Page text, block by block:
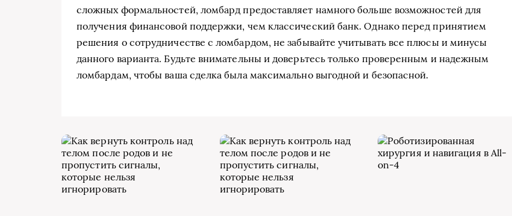
сложных формальностей, ломбард предоставляет намного больше возможностей для
получения финансовой поддержки, чем классический банк. Однако перед принятием
решения о сотрудничестве с ломбардом, не забывайте учитывать все плюсы и минусы
данного варианта. Будьте внимательны и доверьтесь только проверенным и надежным
ломбардам, чтобы ваша сделка была максимально выгодной и безопасной.